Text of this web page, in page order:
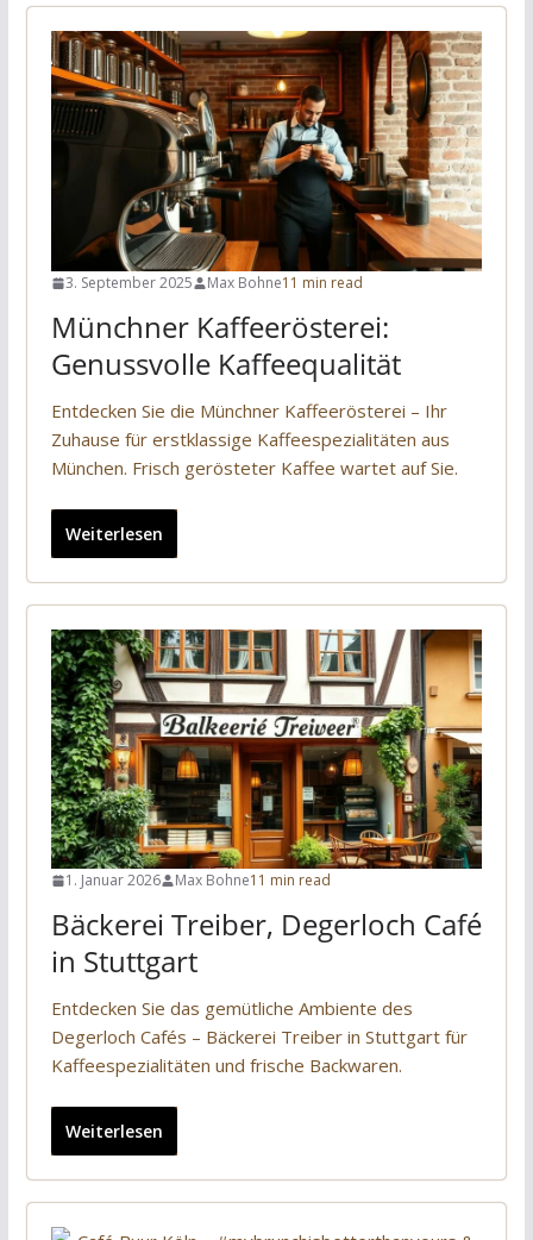
3. September 2025 Max Bohne11 min read
Münchner Kaffeerösterei:
Genussvolle Kaffeequalität
Entdecken Sie die Münchner Kaffeerösterei – Ihr
Zuhause für erstklassige Kaffeespezialitäten aus
München. Frisch gerösteter Kaffee wartet auf Sie.
Weiterlesen
1. Januar 2026 Max Bohne11 min read
Bäckerei Treiber, Degerloch Café
in Stuttgart
Entdecken Sie das gemütliche Ambiente des
Degerloch Cafés – Bäckerei Treiber in Stuttgart für
Kaffeespezialitäten und frische Backwaren.
Weiterlesen